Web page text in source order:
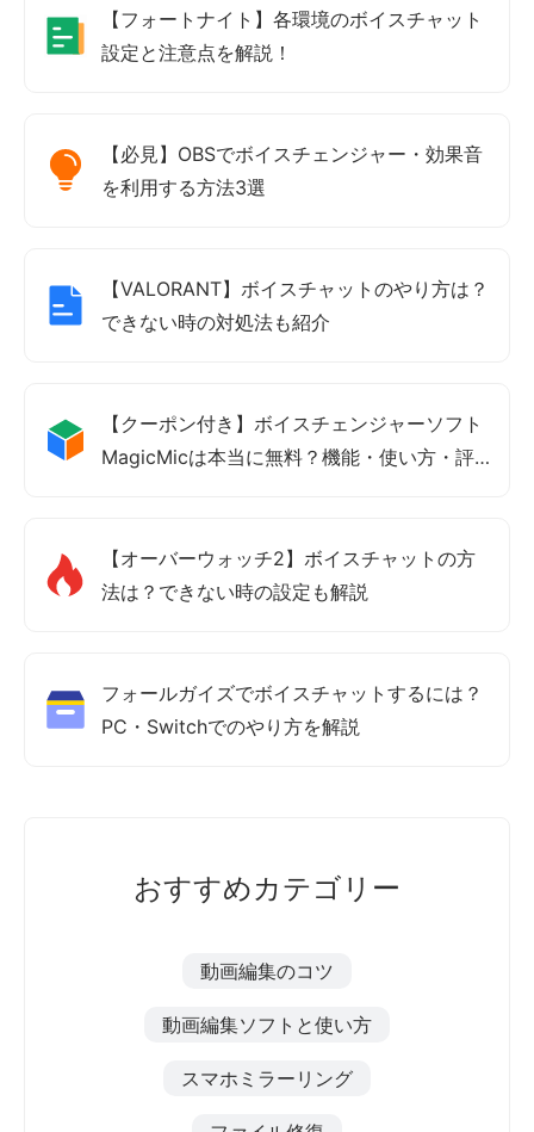
【フォートナイト】各環境のボイスチャット
設定と注意点を解説！
【必見】OBSでボイスチェンジャー・効果音
を利用する方法3選
【VALORANT】ボイスチャットのやり方は？
できない時の対処法も紹介
【クーポン付き】ボイスチェンジャーソフト
MagicMicは本当に無料？機能・使い方・評
【オーバーウォッチ2】ボイスチャットの方
法は？できない時の設定も解説
フォールガイズでボイスチャットするには？
PC・Switchでのやり方を解説
おすすめカテゴリー
動画編集のコツ
動画編集ソフトと使い方
スマホミラーリング